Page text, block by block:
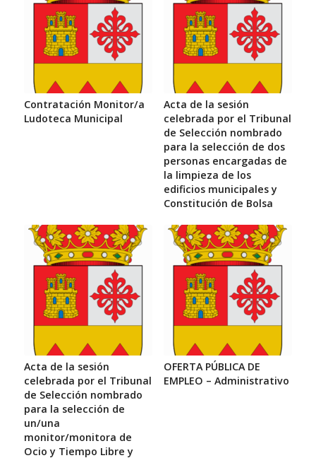
Contratación Monitor/a
Ludoteca Municipal
Acta de la sesión
celebrada por el Tribunal
de Selección nombrado
para la selección de dos
personas encargadas de
la limpieza de los
edificios municipales y
Constitución de Bolsa
Acta de la sesión
celebrada por el Tribunal
de Selección nombrado
para la selección de
un/una
monitor/monitora de
Ocio y Tiempo Libre y
OFERTA PÚBLICA DE
EMPLEO – Administrativo